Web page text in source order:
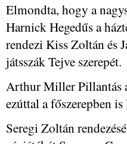
Elmondta, hogy a
Harnick Hegedűs a
rendezi Kiss Zoltán és
játsszák Tejve szerepét.
Arthur Miller Pillantás
ezúttal a főszerepben
Seregi Zoltán